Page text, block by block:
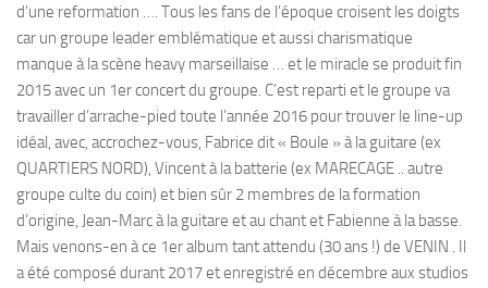
d’une reformation …. Tous les fans de l’époque croisent les doigts
car un groupe leader emblématique et aussi charismatique
manque à la scène heavy marseillaise … et le miracle se produit fin
2015 avec un 1er concert du groupe. C’est reparti et le groupe va
travailler d’arrache-pied toute l’année 2016 pour trouver le line-up
idéal, avec, accrochez-vous, Fabrice dit « Boule » à la guitare (ex
QUARTIERS NORD), Vincent à la batterie (ex MARECAGE .. autre
groupe culte du coin) et bien sûr 2 membres de la formation
d’origine, Jean-Marc à la guitare et au chant et Fabienne à la basse.
Mais venons-en à ce 1er album tant attendu (30 ans !) de VENIN . Il
a été composé durant 2017 et enregistré en décembre aux studios